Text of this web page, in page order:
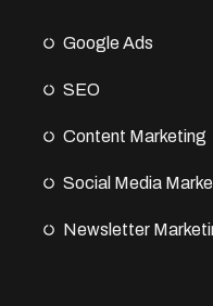
Google Ads
SEO
Content Marketing
Social Media
Newsletter